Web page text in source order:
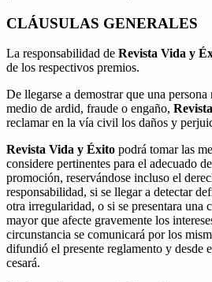
CLÁUSULAS GENERALES
La responsabilidad de Revista Vida y
de los respectivos premios.
De llegarse a demostrar que una
medio de ardid, fraude o engaño,
reclamar en la vía civil los daños y
Revista Vida y Éxito podrá tomar las
considere pertinentes para el adecuado
promoción, reservándose incluso el
responsabilidad, si se llegar a detectar
otra irregularidad, o si se presentara una
mayor que afecte gravemente los
circunstancia se comunicará por los
difundió el presente reglamento y desde
cesará.